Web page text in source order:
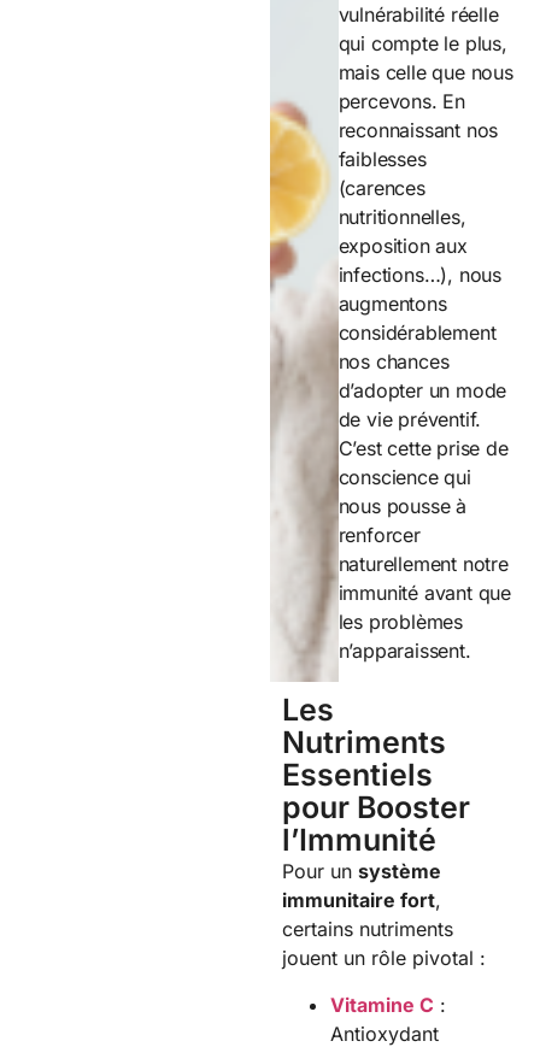
vulnérabilité réelle
qui compte le plus,
mais celle que nous
percevons. En
reconnaissant nos
faiblesses
(carences
nutritionnelles,
exposition aux
infections…), nous
augmentons
considérablement
nos chances
d’adopter un mode
de vie préventif.
C’est cette prise de
conscience qui
nous pousse à
renforcer
naturellement notre
immunité avant que
les problèmes
n’apparaissent.
Les
Nutriments
Essentiels
pour Booster
l’Immunité
Pour un système
immunitaire fort,
certains nutriments
jouent un rôle pivotal :
Vitamine C :
Antioxydant